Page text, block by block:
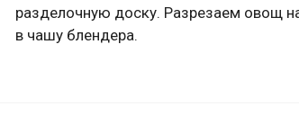
разделочную доску. Разрезаем овощ
в чашу блендера.